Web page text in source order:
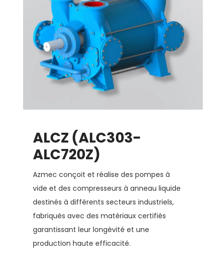
ALCZ (ALC303-
ALC720Z)
Azmec conçoit et réalise des pompes à
vide et des compresseurs à anneau liquide
destinés à différents secteurs industriels,
fabriqués avec des matériaux certifiés
garantissant leur longévité et une
production haute efficacité.